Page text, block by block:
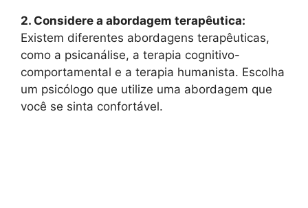
2. Considere a abordagem terapêutica:
Existem diferentes abordagens terapêuticas,
como a psicanálise, a terapia cognitivo-
comportamental e a terapia humanista. Escolha
um psicólogo que utilize uma abordagem que
você se sinta confortável.